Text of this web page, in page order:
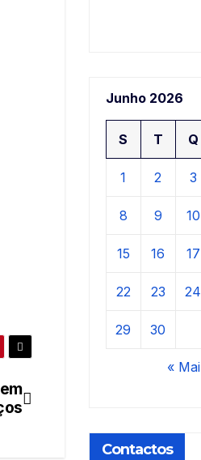
Junho 2026
S T Q
1 2 3
8 9 10
15 16 17
22 23 24
29 30
« Mai
Contactos